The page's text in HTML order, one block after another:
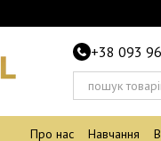
+38 093
Про нас Навчання